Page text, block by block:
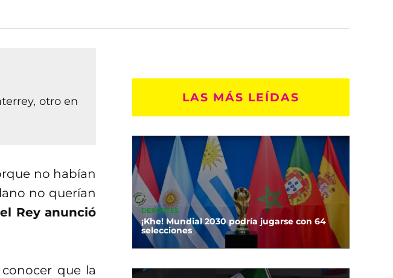
otro en
no habían
no querían
Rey anunció
que la
LAS MÁS LEÍDAS
DEPORTES
¡Khe! Mundial 2030 podría jugarse con 64
selecciones